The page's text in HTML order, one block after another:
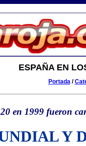
ESPAÑA EN
Portada/
en 1999 fueron
Y